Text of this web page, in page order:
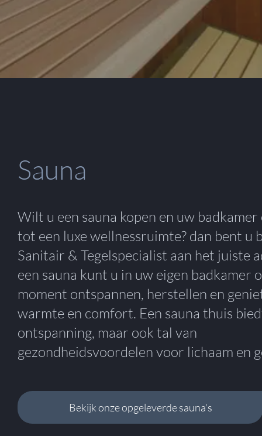
Sauna
Wilt u een sauna kopen en uw
tot een luxe wellnessruimte? dan bent u
Sanitair & Tegelspecialist aan het juiste
een sauna kunt u in uw eigen badkamer
moment ontspannen, herstellen en
warmte en comfort. Een sauna thuis
ontspanning, maar ook tal van
gezondheidsvoordelen voor lichaam en
Bekijk onze opgeleverde sauna's